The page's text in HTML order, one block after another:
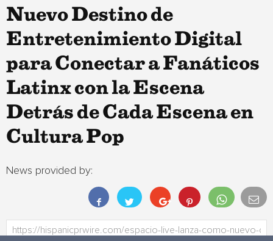
Nuevo Destino de
Entretenimiento Digital
para Conectar a Fanáticos
Latinx con la Escena
Detrás de Cada Escena en
Cultura Pop
News provided by: